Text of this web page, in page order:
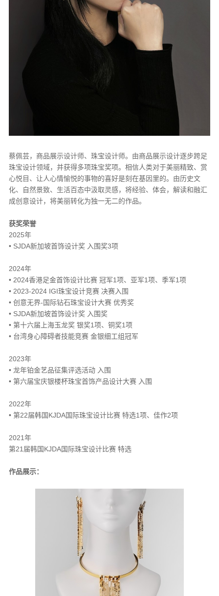
蔡佩芸，商品展示设计师、珠宝设计师。由商品展示设计逐步跨足
珠宝设计领域，并获得多项珠宝奖项。相信人类对于美丽精致、赏
心悦目、让人心情愉悦的事物的喜好是刻在基因里的。由历史文
化、自然景致、生活百态中汲取灵感，将经验、体会，解读和融汇
成创意设计，将美丽转化为独一无二的作品。
获奖荣誉
2025年
• SJDA新加坡首饰设计奖 入围奖3项
2024年
• 2024香港足金首饰设计比赛 冠军1项、亚军1项、季军1项
• 2023-2024 IGI珠宝设计竞赛 决赛入围
• 创意无界-国际钻石珠宝设计大赛 优秀奖
• SJDA新加坡首饰设计奖 入围奖
• 第十六届上海玉龙奖 银奖1项、铜奖1项
• 台湾身心障碍者技能竞赛 金银细工组冠军
2023年
• 龙年铂金艺品征集评选活动 入围
• 第六届宝庆银楼杯珠宝首饰产品设计大赛 入围
2022年
• 第22届韩国KJDA国际珠宝设计比赛 特选1项、佳作2项
2021年
第21届韩国KJDA国际珠宝设计比赛 特选
作品展示：